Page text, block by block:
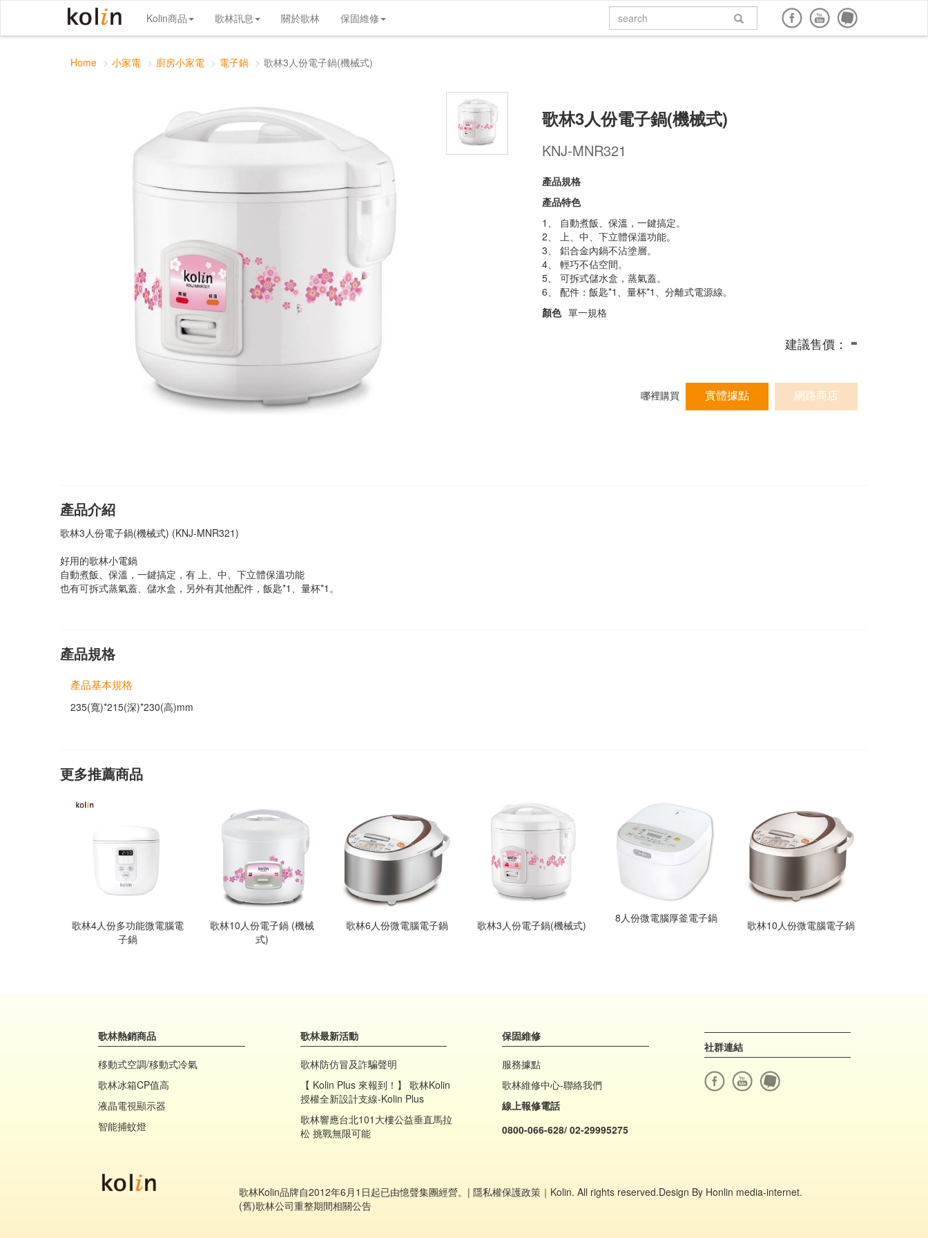
歌林3人份電子鍋(機械式) 實體店面購買 說明書下載 回到頂端
Kolin商品 歌林訊息 關於歌林 保固維修
Home 小家電 廚房小家電 電子鍋 歌林3人份電子鍋(機械式)
歌林3人份電子鍋(機械式)
KNJ-MNR321
產品規格
產品特色
1、 自動煮飯、保溫，一鍵搞定。
2、 上、中、下立體保溫功能。
3、 鋁合金內鍋不沾塗層。
4、 輕巧不佔空間。
5、 可拆式儲水盒，蒸氣蓋。
6、 配件：飯匙*1、量杯*1、分離式電源線。
顏色 單一規格
建議售價： -
哪裡購買 實體據點 網路商店
產品介紹
歌林3人份電子鍋(機械式) (KNJ-MNR321)
好用的歌林小電鍋
自動煮飯、保溫，一鍵搞定，有 上、中、下立體保溫功能
也有可拆式蒸氣蓋、儲水盒，另外有其他配件，飯匙*1、量杯*1。
產品規格
產品基本規格
235(寬)*215(深)*230(高)mm
更多推薦商品
歌林4人份多功能微電腦電
子鍋
歌林10人份電子鍋 (機械
式)
歌林6人份微電腦電子鍋 歌林3人份電子鍋(機械式)
8人份微電腦厚釜電子鍋
歌林10人份微電腦電子鍋
歌林熱銷商品
移動式空調/移動式冷氣
歌林冰箱CP值高
液晶電視顯示器
智能捕蚊燈
歌林最新活動
歌林防仿冒及詐騙聲明
【 Kolin Plus 來報到！】 歌林Kolin
授權全新設計支線-Kolin Plus
歌林響應台北101大樓公益垂直馬拉
松 挑戰無限可能
保固維修
服務據點
歌林維修中心-聯絡我們
線上報修電話
0800-066-628/ 02-29995275
社群連結
歌林Kolin品牌自2012年6月1日起已由憶聲集團經營。| 隱私權保護政策 ｜Kolin. All rights reserved.Design By Honlin media-internet.
(舊)歌林公司重整期間相關公告